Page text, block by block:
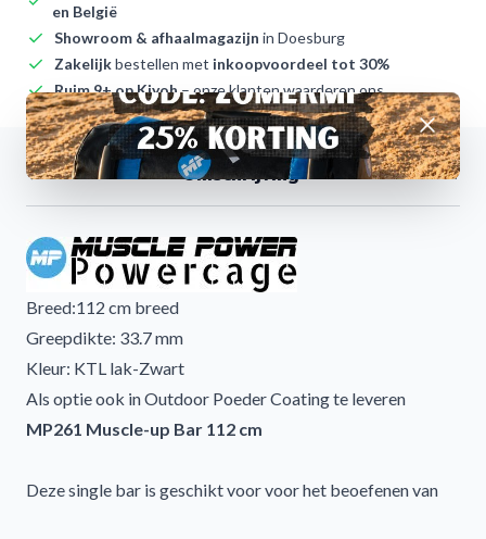
en België
Showroom & afhaalmagazijn in Doesburg
Zakelijkbestellen met inkoopvoordeel tot 30%
Ruim 9+ op Kiyoh– onze klanten waarderen ons
Omschrijving
Breed:112 cm breed
Greepdikte: 33.7 mm
Kleur: KTL lak-Zwart
Als optie ook in Outdoor Poeder Coating te leveren
MP261 Muscle-up Bar 112 cm
Deze single bar is geschikt voor voor het beoefenen van
Afwijzen